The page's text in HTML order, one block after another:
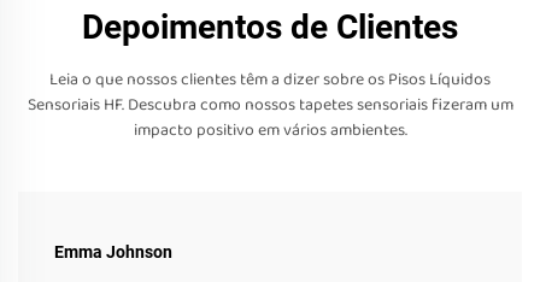
Depoimentos de Clientes
Leia o que nossos clientes têm a dizer sobre os Pisos Líquidos
Sensoriais HF. Descubra como nossos tapetes sensoriais fizeram um
impacto positivo em vários ambientes.
Emma Johnson